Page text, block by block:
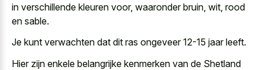
in verschillende kleuren voor, waaronder bruin, wit, rood
en sable.
Je kunt verwachten dat dit ras ongeveer 12-15 jaar leeft.
Hier zijn enkele belangrijke kenmerken van de Shetland